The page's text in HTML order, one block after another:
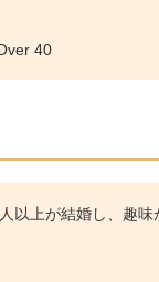
40
以上が結婚し、趣